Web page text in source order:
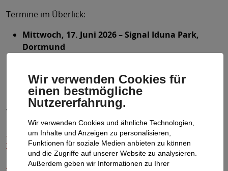
Termine im Überlick:
Mittwoch, 17. Juni 2026 – Signal Iduna Park,
Dortmund
Weitere Informationen unter:
https://www.atu-
flottenloesungen.de/de/content/fuhrparktreff.html
📄 Text als PDF-Datei herunterladen🖼️ Bild
Wir verwenden Cookies für
einen bestmögliche
Nutzererfahrung.
Wir verwenden Cookies und ähnliche Technologien,
um Inhalte und Anzeigen zu personalisieren,
Funktionen für soziale Medien anbieten zu können
und die Zugriffe auf unserer Website zu analysieren.
Außerdem geben wir Informationen zu Ihrer